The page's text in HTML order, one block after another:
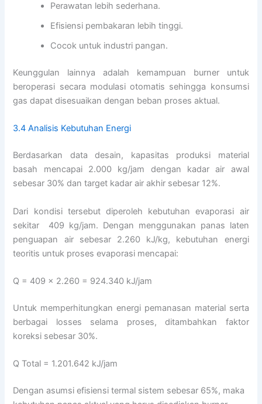
Perawatan lebih sederhana.
Efisiensi pembakaran lebih tinggi.
Cocok untuk industri pangan.
Keunggulan lainnya adalah kemampuan burner untuk
beroperasi secara modulasi otomatis sehingga konsumsi
gas dapat disesuaikan dengan beban proses aktual.
3.4 Analisis Kebutuhan Energi
Berdasarkan data desain, kapasitas produksi material
basah mencapai 2.000 kg/jam dengan kadar air awal
sebesar 30% dan target kadar air akhir sebesar 12%.
Dari kondisi tersebut diperoleh kebutuhan evaporasi air
sekitar 409 kg/jam. Dengan menggunakan panas laten
penguapan air sebesar 2.260 kJ/kg, kebutuhan energi
teoritis untuk proses evaporasi mencapai:
Q = 409 × 2.260 = 924.340 kJ/jam
Untuk memperhitungkan energi pemanasan material serta
berbagai losses selama proses, ditambahkan faktor
koreksi sebesar 30%.
Q Total = 1.201.642 kJ/jam
Dengan asumsi efisiensi termal sistem sebesar 65%, maka